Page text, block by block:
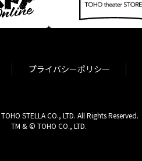
プライバシーポリシー
STELLA CO., LTD. All Rights Reserved.
TM & © TOHO CO., LTD.